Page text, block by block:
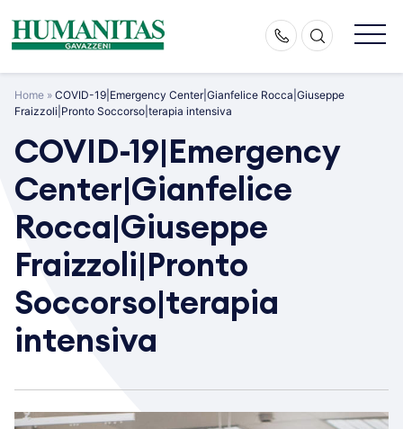
content
Home » COVID-19|Emergency Center|Gianfelice Rocca|Giuseppe
Fraizzoli|Pronto Soccorso|terapia intensiva
COVID-19|Emergency
Center|Gianfelice
Rocca|Giuseppe
Fraizzoli|Pronto
Soccorso|terapia
intensiva